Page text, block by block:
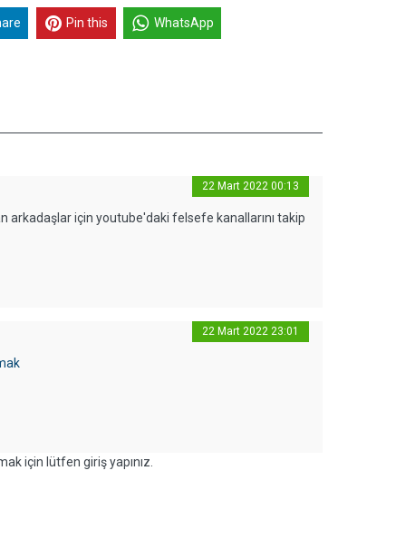
Pin this WhatsApp
22 Mart 2022 00:13
için youtube'daki felsefe kanallarını takip
22 Mart 2022 23:01
için lütfen giriş yapınız.